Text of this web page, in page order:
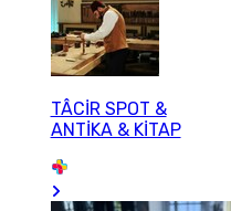
TÂCİR SPOT &
ANTİKA & KİTAP